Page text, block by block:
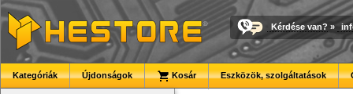
Kérdése van? »
Kategóriák Újdonságok Kosár Eszközök, szolgáltatások